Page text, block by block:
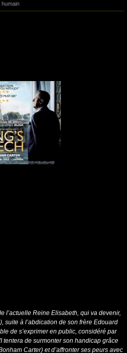
humain
l’actuelle Reine Elisabeth, qui va devenir,
suite à l’abdication de son frère Edouard
de s’exprimer en public, considéré par
tentera de surmonter son handicap grâce
Carter) et d’affronter ses peurs avec